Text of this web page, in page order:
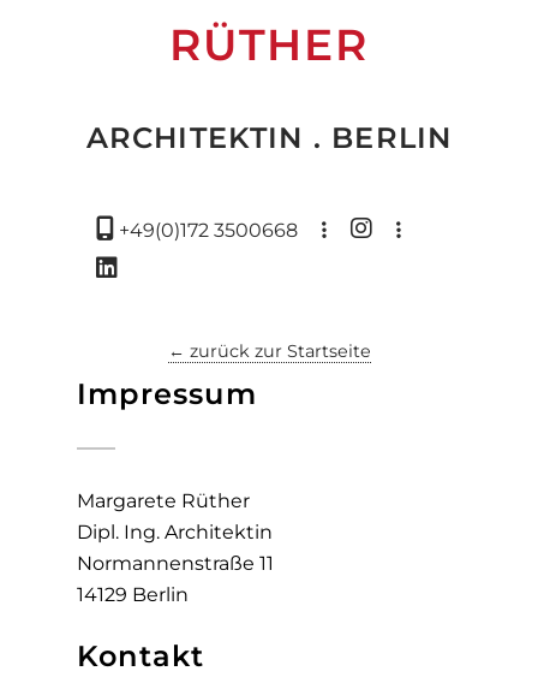
RÜTHER
ARCHITEKTIN . BERLIN
+49(0)172 3500668
← zurück zur Startseite
Impressum
Margarete Rüther
Dipl. Ing. Architektin
Normannenstraße 11
14129 Berlin
Kontakt